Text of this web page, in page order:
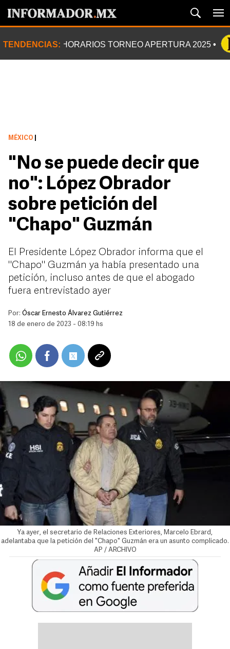
TENDENCIAS: HORARIOS TORNEO APERTURA 2025
MÉXICO
"No se puede decir que
no": López Obrador
sobre petición del
"Chapo" Guzmán
El Presidente López Obrador informa que el
"Chapo" Guzmán ya había presentado una
petición, incluso antes de que el abogado
fuera entrevistado ayer
Por: Óscar Ernesto Álvarez Gutiérrez
18 de enero de 2023 - 08:19 hs
Ya ayer, el secretario de Relaciones Exteriores, Marcelo Ebrard,
adelantaba que la petición del "Chapo" Guzmán era un asunto complicado.
AP / ARCHIVO